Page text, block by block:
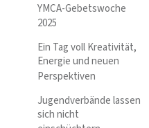
YMCA-Gebetswoche
2025
Ein Tag voll Kreativität,
Energie und neuen
Perspektiven
Jugendverbände lassen
sich nicht